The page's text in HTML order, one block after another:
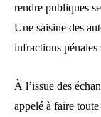
rendre publiques
Une saisine des
infractions pénales
À l’issue des
appelé à faire